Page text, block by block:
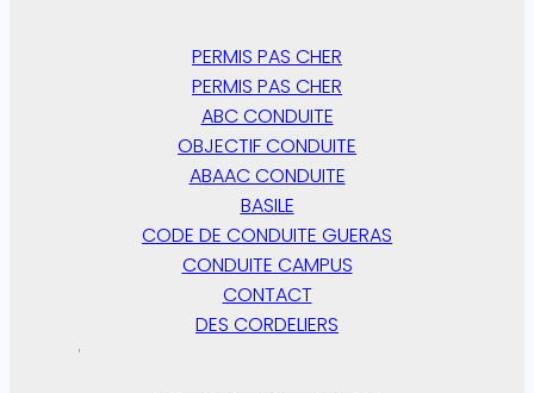
PERMIS PAS CHER
PERMIS PAS CHER
ABC CONDUITE
OBJECTIF CONDUITE
ABAAC CONDUITE
BASILE
CODE DE CONDUITE GUERAS
CONDUITE CAMPUS
CONTACT
DES CORDELIERS